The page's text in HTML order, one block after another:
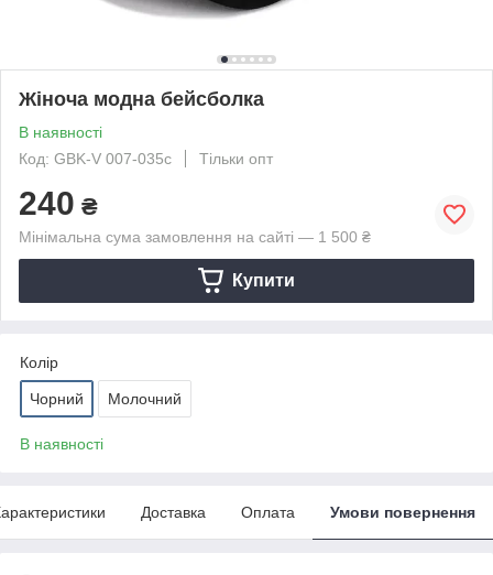
Жіноча модна бейсболка
В наявності
Код: GBK-V 007-035с
Тільки опт
240 ₴
Мінімальна сума замовлення на сайті — 1 500 ₴
Купити
Колір
Чорний Молочний
В наявності
Доставка Оплата Умови повернення